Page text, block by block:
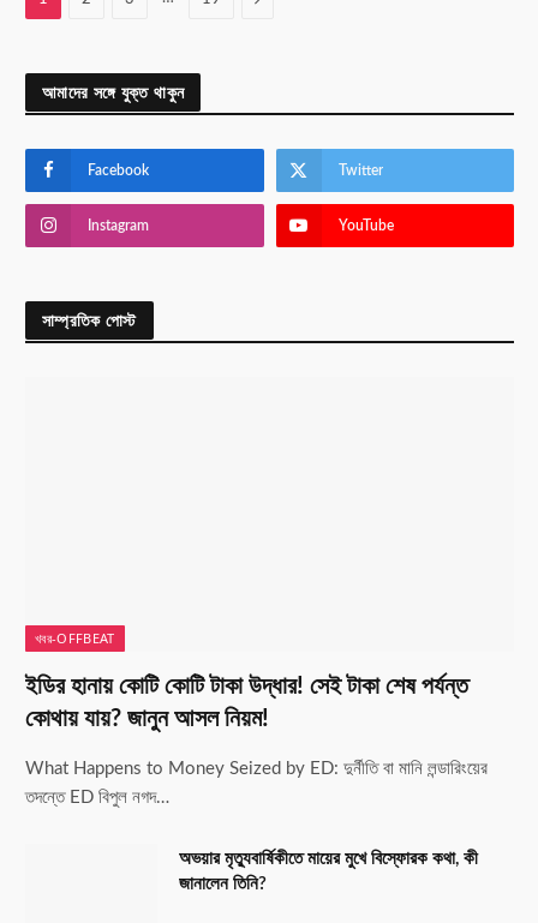
আমাদের সঙ্গে যুক্ত থাকুন
Facebook Twitter
Instagram YouTube
সাম্প্রতিক পোস্ট
খবর-OFFBEAT
ইডির হানায় কোটি কোটি টাকা উদ্ধার! সেই টাকা শেষ পর্যন্ত
কোথায় যায়? জানুন আসল নিয়ম!
What Happens to Money Seized by ED: দুর্নীতি বা মানি লন্ডারিংয়ের
তদন্তে ED বিপুল নগদ…
অভয়ার মৃত্যুবার্ষিকীতে মায়ের মুখে বিস্ফোরক কথা, কী
জানালেন তিনি?